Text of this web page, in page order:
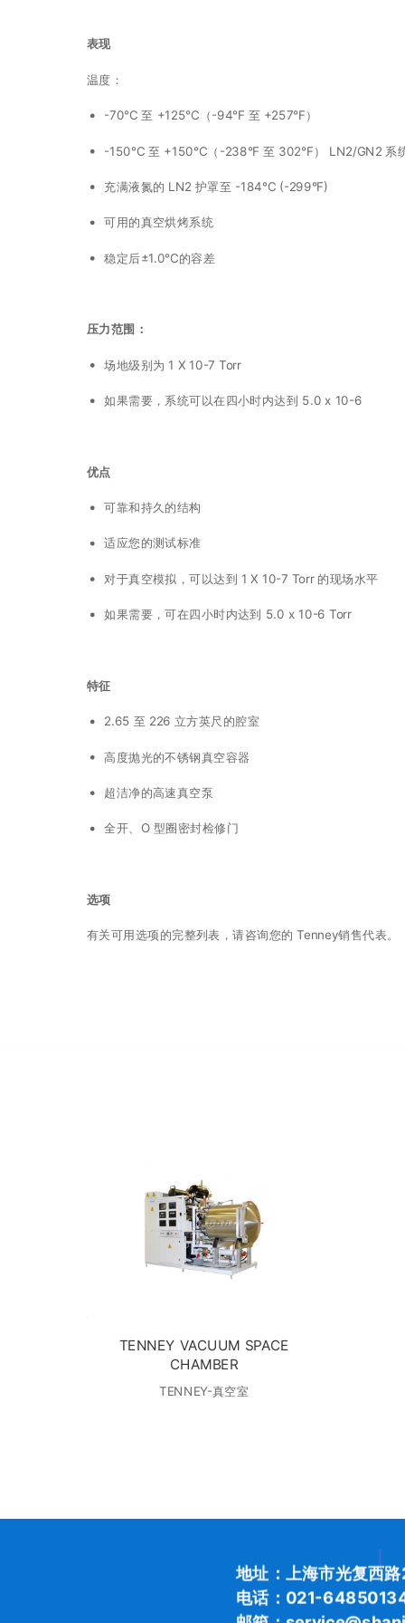
表现
温度：
-70°C 至 +125°C（-94°F 至 +257°F）
-150°C 至 +150°C（-238°F 至 302°F） LN2/GN2 系
充满液氮的 LN2 护罩至 -184°C (-299°F)
可用的真空烘烤系统
稳定后±1.0°C的容差
压力范围：
场地级别为 1 X 10-7 Torr
如果需要，系统可以在四小时内达到 5.0 x 10-6
优点
可靠和持久的结构
适应您的测试标准
对于真空模拟，可以达到 1 X 10-7 Torr 的现场水平
如果需要，可在四小时内达到 5.0 x 10-6 Torr
特征
2.65 至 226 立方英尺的腔室
高度抛光的不锈钢真空容器
超洁净的高速真空泵
全开、O 型圈密封检修门
选项
有关可用选项的完整列表，请咨询您的 Tenney销售代表。
TENNEY VACUUM SPACE
CHAMBER
TENNEY-真空室
地址：上海市光复
电话：021-